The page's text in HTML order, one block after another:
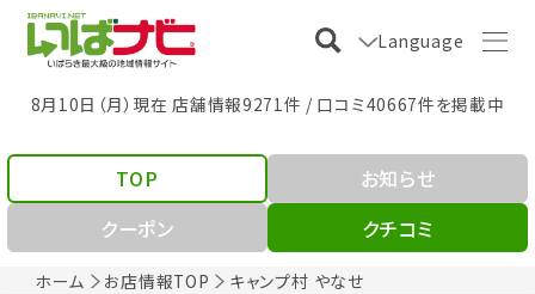
Language
8月10日（月）現在 店舗情報9271件 / 口コミ40667件を掲載中
ホーム お店情報TOP キャンプ村 やなせ
TOP
お知らせ
クーポン
クチコミ